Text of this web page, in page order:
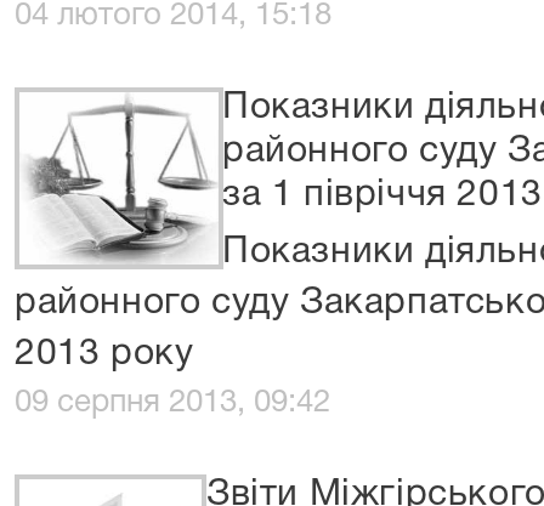
04 лютого 2014, 15:18
Показники
районного суду
за 1 півріччя
Показники
районного суду
2013 року
09 серпня 2013, 09:42
Звіти